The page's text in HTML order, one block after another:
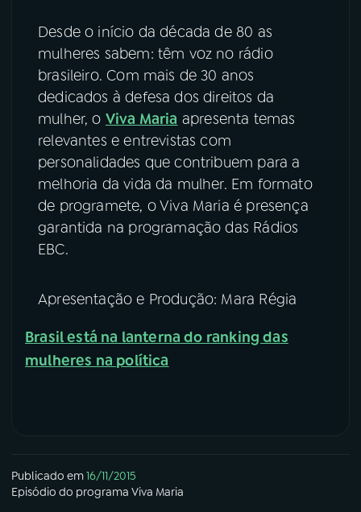
TikTok
Desde o início da década de 80 as
mulheres sabem: têm voz no rádio
brasileiro. Com mais de 30 anos
dedicados à defesa dos direitos da
mulher, o Viva Maria apresenta temas
relevantes e entrevistas com
personalidades que contribuem para a
melhoria da vida da mulher. Em formato
de programete, o Viva Maria é presença
garantida na programação das Rádios
EBC.
Apresentação e Produção: Mara Régia
Brasil está na lanterna do ranking das
mulheres na política
Publicado em16/11/2015
Episódio do programa Viva Maria